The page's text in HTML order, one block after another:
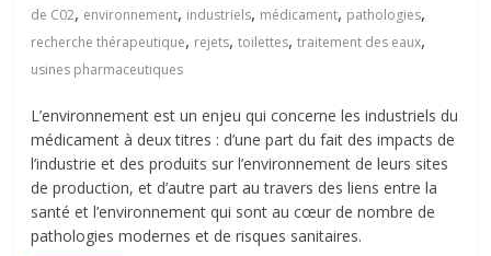
de C02, environnement, industriels, médicament, pathologies,
recherche thérapeutique, rejets,toilettes,traitement des eaux,
usines pharmaceutiques
L’environnement est un enjeu qui concerne les industriels du
médicament à deux titres : d’une part du fait des impacts de
l’industrie et des produits sur l’environnement de leurs sites
de production, et d’autre part au travers des liens entre la
santé et l’environnement qui sont au cœur de nombre de
pathologies modernes et de risques sanitaires.